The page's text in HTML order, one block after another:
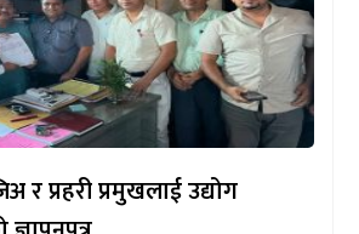
र प्रहरी प्रमुखलाई उद्योग